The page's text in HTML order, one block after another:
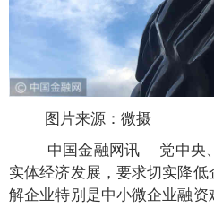
图片来源：微摄
中国金融网讯 党中央、
实体经济发展，要求切实降
解企业特别是中小微企业融